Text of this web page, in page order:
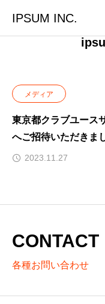
IPSUM INC.
メディア
東京都クラブユース
へご招待いただきま
2023.11.27
CONTACT
各種お問い合わせ